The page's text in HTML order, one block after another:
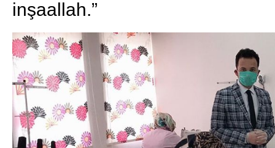
inşaallah.”